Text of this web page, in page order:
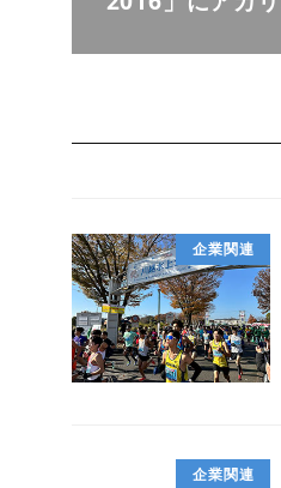
企業関連
企業関連